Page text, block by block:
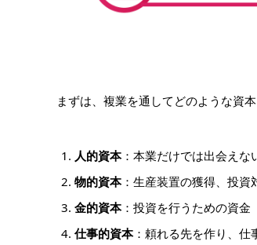
まずは、複業を通してどのような資
人的資本：本業だけでは出会えな
物的資本：生産装置の獲得、投資
金的資本：投資を行うための資金
仕事的資本：頼れる先を作り、仕